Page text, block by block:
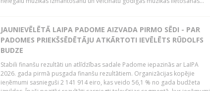
JAUNIEVĒLĒTĀ LAIPA PADOME AIZVADA PIRMO SĒDI - PAR
PADOMES PRIEKŠSĒDĒTĀJU ATKĀRTOTI IEVĒLĒTS RŪDOLFS
BUDZE
Stabili finanšu rezultāti un atlīdzības sadale Padome iepazinās ar LaIPA
2026. gada pirmā pusgada finanšu rezultātiem. Organizācijas kopējie
ieņēmumi sasnieguši 2 141 914 eiro, kas veido 56,1 % no gada budžeta